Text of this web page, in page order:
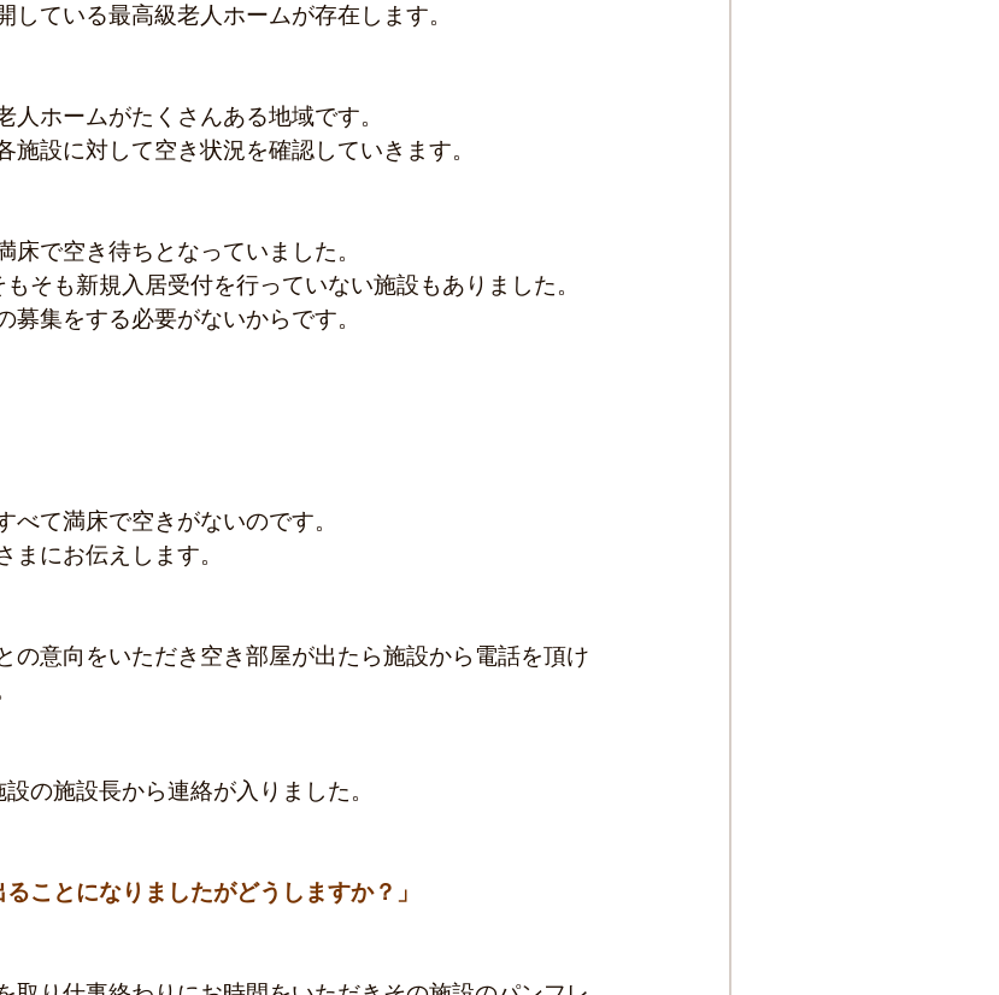
している最高級老人ホームが存在します。
人ホームがたくさんある地域です。
施設に対して空き状況を確認していきます。
で空き待ちとなっていました。
そも新規入居受付を行っていない施設もありました。
募集をする必要がないからです。
て満床で空きがないのです。
まにお伝えします。
の意向をいただき空き部屋が出たら施設から電話を頂け
の施設長から連絡が入りました。
ことになりましたがどうしますか？」